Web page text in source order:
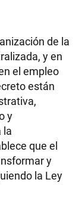
de la
y en
el empleo
están
y
la
que el
y
la Ley